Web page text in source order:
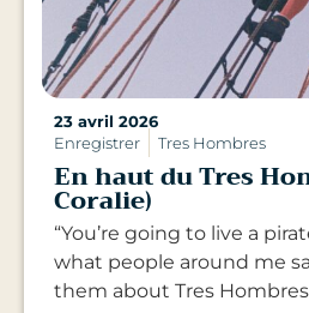
23 avril 2026
Enregistrer
Tres Hombres
En haut du Tres
Coralie)
“You’re going to live a
what people around me
them about Tres